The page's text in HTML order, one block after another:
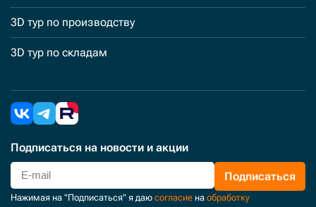
3D тур по производству
3D тур по складам
Подписаться на новости и акции
Подписаться
Нажимая на "Подписаться" я даю согласие на обработку